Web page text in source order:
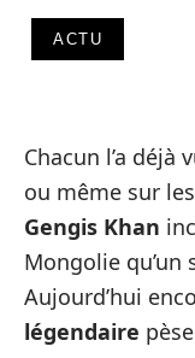
ACTU
Chacun l’a déjà
ou même sur
Gengis Khan
Mongolie
Aujourd’hui
légendaire